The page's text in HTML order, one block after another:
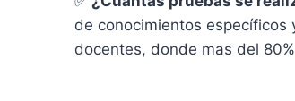
de conocimientos
docentes, donde mas del